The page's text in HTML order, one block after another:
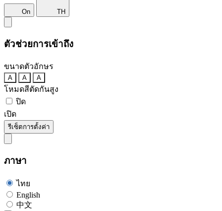
On TH
ตัวช่วยการเข้าถึง
ขนาดตัวอักษร
A A A
โหมดสีตัดกันสูง
ปิด
เปิด
รีเซ็ตการตั้งค่า
ภาษา
ไทย
English
中文